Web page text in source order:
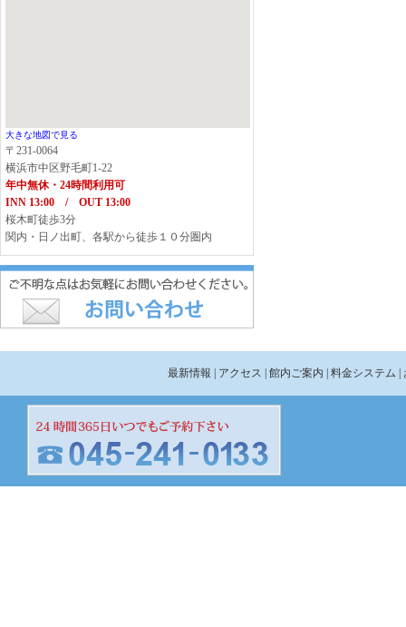
大きな地図で見る
〒231-0064
横浜市中区野毛町1-22
年中無休・24時間利用可
INN 13:00 / OUT 13:00
桜木町徒歩3分
関内・日ノ出町、各駅から徒歩１０分圏内
最新情報 | アクセス | 館内ご案内 | 料金システム